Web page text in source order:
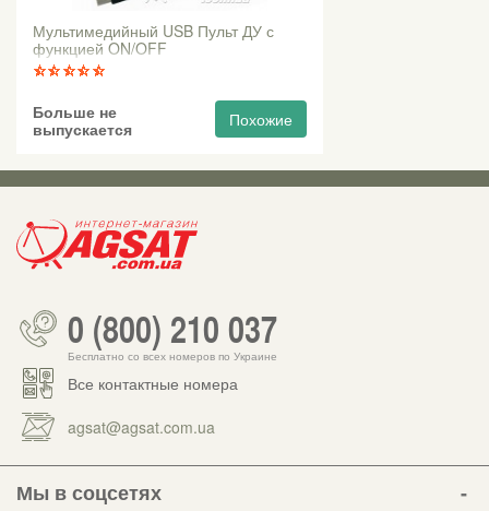
Мультимедийный USB Пульт ДУ с
функцией ON/OFF
Больше не
выпускается
Похожие
0 (800) 210 037
Бесплатно со всех номеров по Украине
Все контактные номера
agsat@agsat.com.ua
Мы в соцсетях